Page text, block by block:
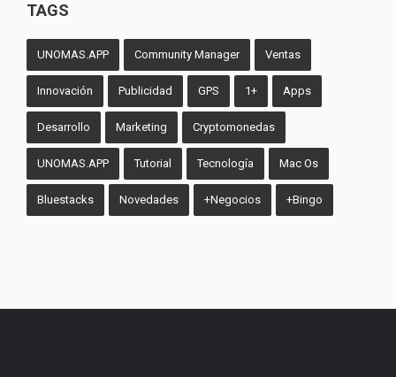
TAGS
UNOMAS.APP Community Manager Ventas
Innovación Publicidad GPS 1+ Apps
Desarrollo Marketing Cryptomonedas
UNOMAS.APP Tutorial Tecnología Mac Os
Bluestacks Novedades +Negocios +Bingo